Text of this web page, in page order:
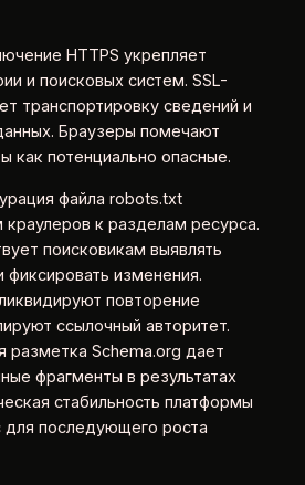
HTTPS укрепляет
и поисковых систем. SSL-
транспортировку сведений и
Браузеры помечают
как потенциально опасные.
файла robots.txt
краулеров к разделам ресурса.
поисковикам выявлять
изменения.
повторение
ссылочный авторитет.
разметка Schema.org дает
фрагменты в результатах
стабильность платформы
для последующего роста